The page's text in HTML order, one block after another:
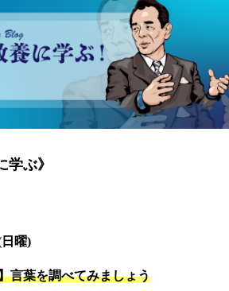
の教養に学ぶ！～転ばぬ先の杖～
学ぶ》
日曜)
言葉を調べてみましょう